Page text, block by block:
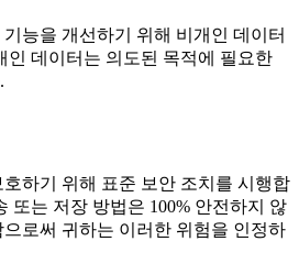
능을 개선하기 위해 비개인 데이터
인 데이터는 의도된 목적에 필요한
하기 위해 표준 보안 조치를 시행합
또는 저장 방법은 100% 안전하지 않
로써 귀하는 이러한 위험을 인정하